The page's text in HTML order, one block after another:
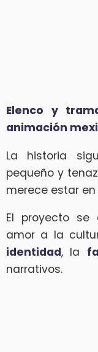
Elenco y
animación
La historia
pequeño y
merece estar
El proyecto
amor a la
identidad, la
narrativos.